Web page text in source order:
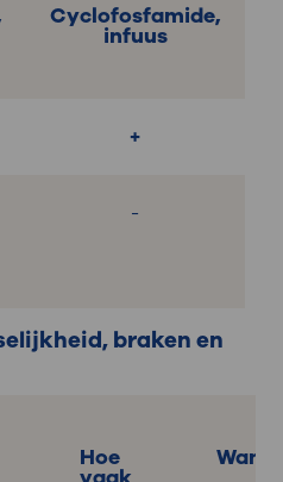
Cyclofosfamide,
infuus
+
-
braken en
Hoe